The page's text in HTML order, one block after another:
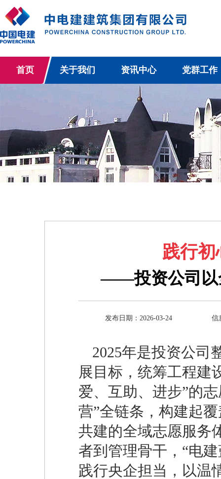
首页 关于我们 资讯中心 党群工作
践行初
——投资公司以
发布日期：2026-03-24 信
2025年是投资公司
展目标，统筹工程建
爱、互助、进步”的
营”全链条，构建起
共建的全域志愿服务
者到管理骨干，“电
践行央企担当，以温